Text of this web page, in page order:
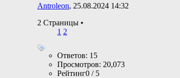
Antroleon, 25.08.2024 14:32
2 Страницы •
1 2
Ответов: 15
Просмотров: 20,073
Рейтинг0 / 5